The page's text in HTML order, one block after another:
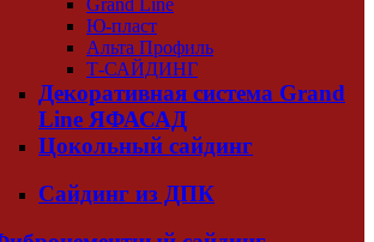
Grand Line
Ю-пласт
Альта Профиль
Т-САЙДИНГ
Декоративная система Grand
Line ЯФАСАД
Цокольный сайдинг
Сайдинг из ДПК